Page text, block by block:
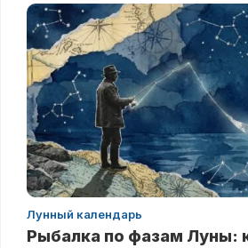
Лунный календарь
Рыбалка по фазам Луны: